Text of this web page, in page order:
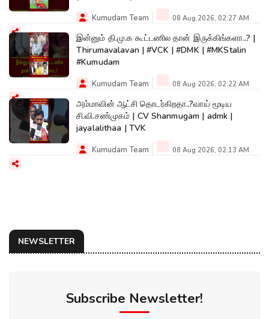
Kumudam Team 08 Aug 2026, 02:27 AM
இன்னும் தி.மு.க கூட்டணில தான் இருக்கிங்களா..? |
Thirumavalavan | #VCK | #DMK | #MKStalin
#Kumudam
Kumudam Team 08 Aug 2026, 02:22 AM
அம்மாவின் ஆட்சி தொடர்கிறதா..?வாய் மூடிய
சி.வி.சண்முகம் | CV Shanmugam | admk |
jayalalithaa | TVK
Kumudam Team 08 Aug 2026, 02:13 AM
NEWSLETTER
Subscribe Newsletter!